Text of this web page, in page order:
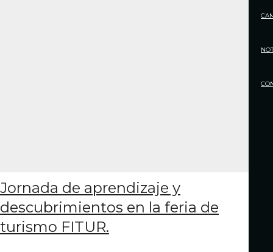
Jornada de aprendizaje y
descubrimientos en la feria de
turismo FITUR.